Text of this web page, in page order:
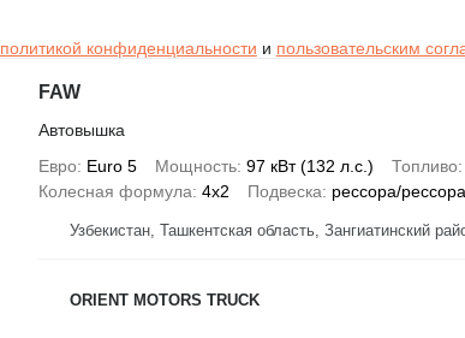
политикой конфиденциальности и пользовательским
FAW
Автовышка
Евро
Euro 5 Мощность 97 кВт (132 л.с.) Топливо
Колесная формула 4x2 Подвеска рессора/рессора
Узбекистан, Ташкентская область, Зангиатинский
ORIENT MOTORS TRUCK